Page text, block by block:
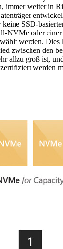
immer weiter in
SSD-
NVMe oder
werden. Dies
zwischen den
allzu groß ist,
werden